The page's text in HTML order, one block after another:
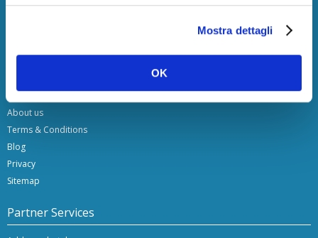
Mostra dettagli
OK
Exclusive deals, straight to your inbox.
About us
Terms & Conditions
Blog
Privacy
Sitemap
Partner Services